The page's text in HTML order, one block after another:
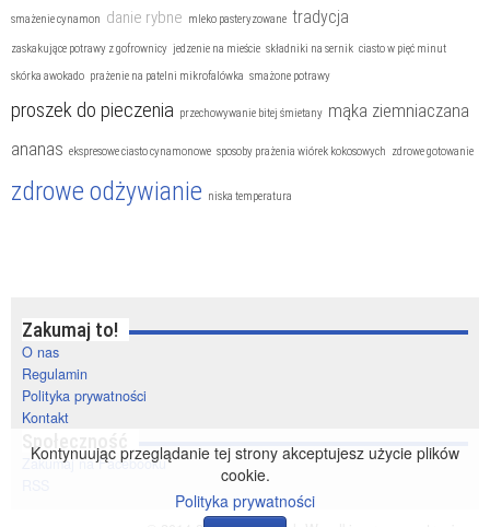
smażenie cynamon danie rybne mleko pasteryzowane tradycja
zaskakujące potrawy z gofrownicy jedzenie na mieście składniki na sernik ciasto w pięć minut
skórka awokado prażenie na patelni mikrofalówka smażone potrawy
proszek do pieczenia przechowywanie bitej śmietany mąka ziemniaczana
ananas ekspresowe ciasto cynamonowe sposoby prażenia wiórek kokosowych zdrowe gotowanie
zdrowe odżywianie niska temperatura
Zakumaj to!
O nas
Regulamin
Polityka prywatności
Kontakt
Zakumaj na Facebooku
Kontynuując przeglądanie tej strony akceptujesz użycie plików
cookie.
Polityka prywatności